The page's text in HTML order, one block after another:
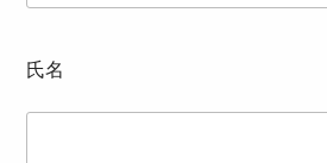
氏名